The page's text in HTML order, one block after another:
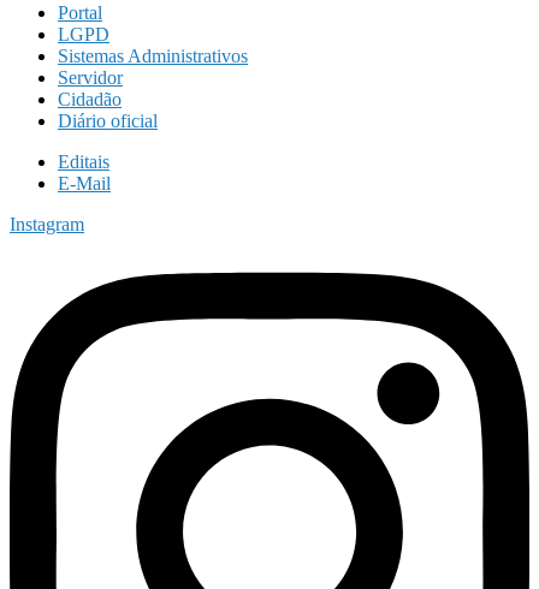
Portal
LGPD
Sistemas Administrativos
Servidor
Cidadão
Diário oficial
Editais
E-Mail
Instagram